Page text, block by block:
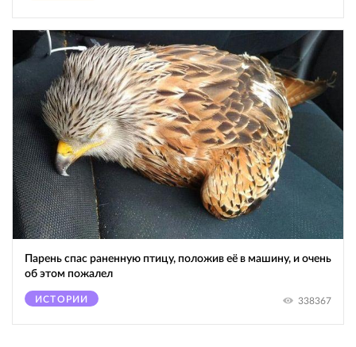
Парень спас раненную птицу, положив её в машину, и очень
об этом пожалел
ИСТОРИИ 338367